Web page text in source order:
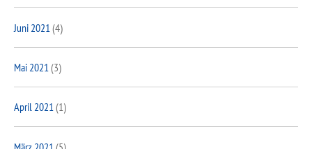
Juni 2021 (4)
Mai 2021 (3)
April 2021(1)